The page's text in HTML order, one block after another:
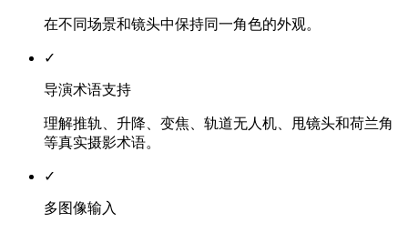
在不同场景和镜头中保持同一角色的外观。
✓
导演术语支持
理解推轨、升降、变焦、轨道无人机、甩镜头和荷兰角
等真实摄影术语。
✓
多图像输入